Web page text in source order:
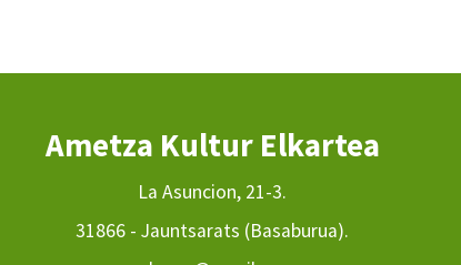
Ametza Kultur Elkartea
La Asuncion, 21-3.
31866 - Jauntsarats (Basaburua).